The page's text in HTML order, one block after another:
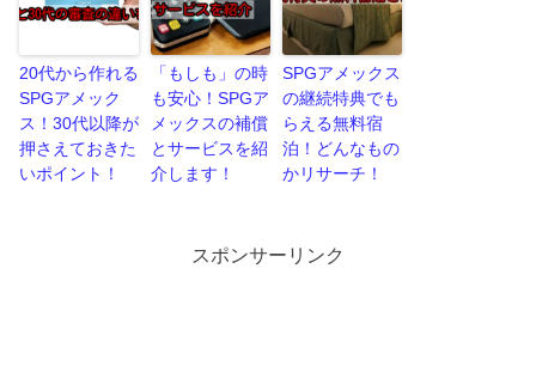
20代から作れる
SPGアメック
ス！30代以降が
押さえておきた
いポイント！
「もしも」の時
も安心！SPGア
メックスの補償
とサービスを紹
介します！
SPGアメックス
の継続特典でも
らえる無料宿
泊！どんなもの
かリサーチ！
スポンサーリンク